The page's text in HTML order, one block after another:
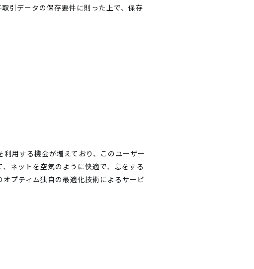
引データの保存要件に則った上で、保存
用する機会が増えており、このユーザー
ネットを空気のように快適で、息をする
プティム独自の最適化技術によるサービ